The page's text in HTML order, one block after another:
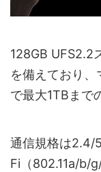
128GB UFS2.2
を備えており、
で最大1TBまで
通信規格は2.4/
Fi（802.11a/b/